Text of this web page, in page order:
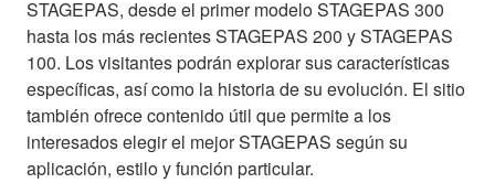
STAGEPAS, desde el primer modelo STAGEPAS 300
hasta los más recientes STAGEPAS 200 y STAGEPAS
100. Los visitantes podrán explorar sus características
específicas, así como la historia de su evolución. El sitio
también ofrece contenido útil que permite a los
interesados elegir el mejor STAGEPAS según su
aplicación, estilo y función particular.